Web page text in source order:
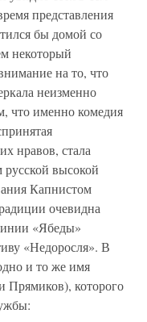
представления
бы домой со
некоторый
на то, что
неизменно
что именно комедия
нравов, стала
высокой
Капнистом
очевидна
«Ябеды»
«Недоросля». В
и то же имя
которого